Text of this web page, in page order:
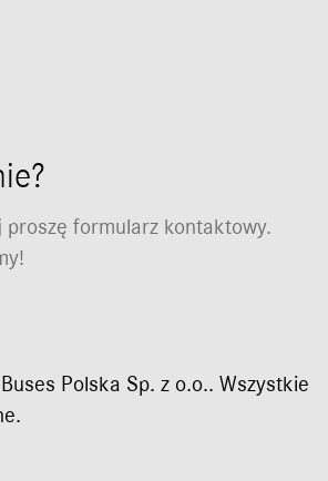
proszę formularz kontaktowy.
Polska Sp. z o.o.. Wszystkie